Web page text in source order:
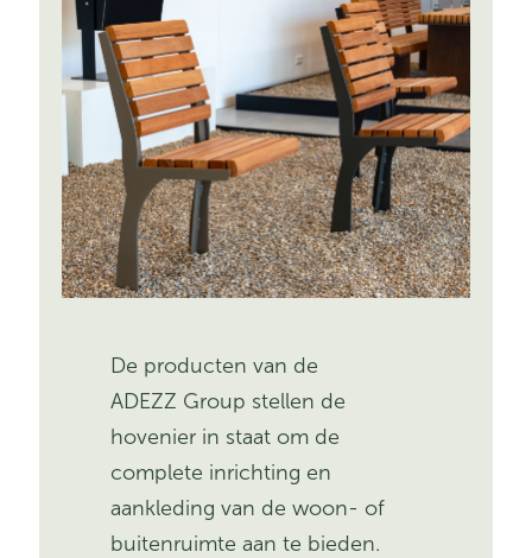
De producten van de
ADEZZ Group stellen de
hovenier in staat om de
complete inrichting en
aankleding van de woon- of
buitenruimte aan te bieden.